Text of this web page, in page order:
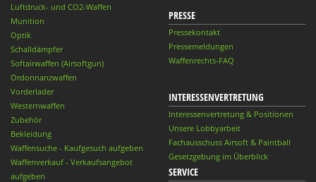
Luftdruck- und CO2-Waffen
Munition
Optik
Schalldämpfer
Softairwaffen (Airsoftgun)
Ordonnanzwaffen
Vorderlader
Westernwaffen
Zubehör
Bekleidung
Waffensuche - Kaufgesuch aufgeben
Waffenverkauf - Verkaufsangebot
aufgeben
PRESSE
Pressekontakt
Pressemeldungen
Waffenrechts-FAQ
INTERESSENVERTRETUNG
Interessenvertretung & Positionen
Unsere Lobbyarbeit
Fachausschuss Airsoft & Paintball
Gesetzgebung im Überblick
SERVICE